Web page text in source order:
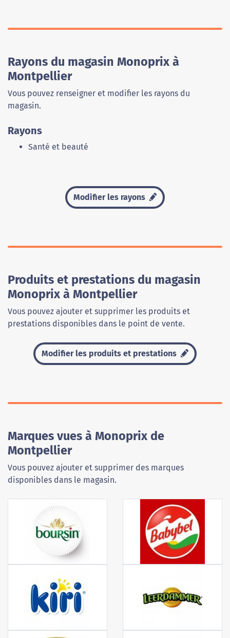
Rayons du magasin Monoprix à
Montpellier
Vous pouvez renseigner et modifier les rayons du
magasin.
Rayons
Santé et beauté
Modifier les rayons
Produits et prestations du magasin
Monoprix à Montpellier
Vous pouvez ajouter et supprimer les produits et
prestations disponibles dans le point de vente.
Modifier les produits et prestations
Marques vues à Monoprix de
Montpellier
Vous pouvez ajouter et supprimer des marques
disponibles dans le magasin.